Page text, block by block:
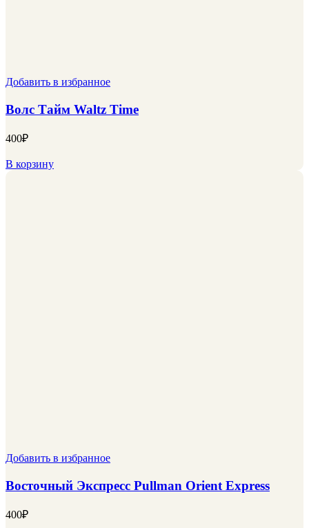
Добавить в избранное
Волс Тайм Waltz Time
400₽
В корзину
Добавить в избранное
Восточный Экспресс Pullman Orient Express
400₽